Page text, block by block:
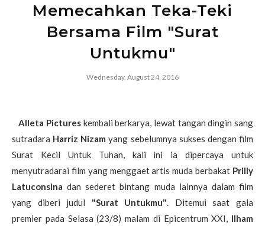
Memecahkan Teka-Teki
Bersama Film "Surat
Untukmu"
Wednesday, August 24, 2016
Alleta Pictureskembali berkarya, lewat tangan dingin sang
sutradara Harriz Nizam yang sebelumnya sukses dengan film
Surat Kecil Untuk Tuhan, kali ini ia dipercaya untuk
menyutradarai film yang menggaet artis muda berbakat Prilly
Latuconsina dan sederet bintang muda lainnya dalam film
yang diberi judul "Surat Untukmu". Ditemui saat gala
premier pada Selasa (23/8) malam di Epicentrum XXI, Ilham